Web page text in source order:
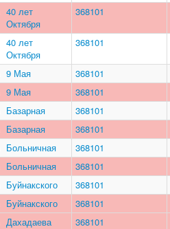
40 лет
Октября
368101
40 лет
Октября
368101
9 Мая
368101
9 Мая
368101
Базарная
368101
Базарная
368101
Больничная
368101
Больничная
368101
Буйнакского
368101
Буйнакского
368101
Дахадаева
368101